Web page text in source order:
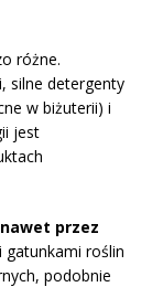
różne.
silne detergenty
w biżuterii) i
jest
przez
roślin
podobnie